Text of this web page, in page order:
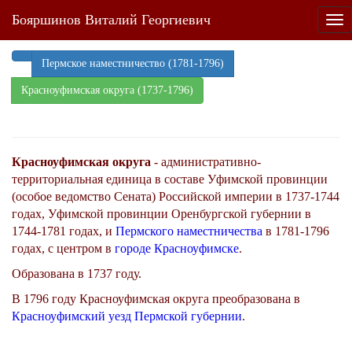
Бояршинов Виталий Георгиевич
Пермское наместничество (1781-1796)
Красноуфимская округа (1737-1796)
Красноуфимская округа - административно-
территориальная единица в составе Уфимской провинции
(особое ведомство Сената) Российской империи в 1737-1744
годах, Уфимской провинции Оренбургской губернии в
1744-1781 годах, и Пермского наместничества в 1781-1796
годах, с центром в городе Красноуфимске.
Образована в 1737 году.
В 1796 году Красноуфимская округа преобразована в
Красноуфимский уезд Пермской губернии.